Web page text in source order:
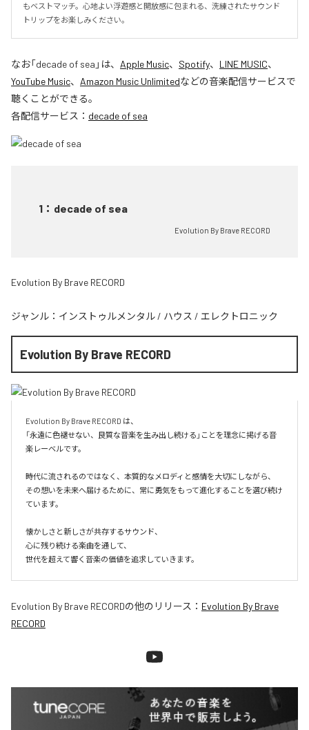
もベストマッチ。心地よい浮遊感と開放感に包まれる、洗練されたサウンド
トリップをお楽しみください。
なお「decade of sea 」は、 Apple Music、 Spotify、 LINE MUSIC、
YouTube Music、 Amazon Music Unlimitedなどの音楽配信サービスで
聴くことができる。
各配信サービス： decade of sea
1 ： decade of sea
Evolution By Brave RECORD
Evolution By Brave RECORD
ジャンル： インストゥルメンタル / ハウス / エレクトロニック
Evolution By Brave RECORD
Evolution By Brave RECORD は、
「永遠に色褪せない、良質な音楽を生み出し続ける」ことを理念に掲げる音
楽レーベルです。
時代に流されるのではなく、本質的なメロディと感情を大切にしながら、
その想いを未来へ届けるために、常に勇気をもって進化することを選び続け
ています。
懐かしさと新しさが共存するサウンド、
心に残り続ける楽曲を通して、
世代を超えて響く音楽の価値を追求していきます。
Evolution By Brave RECORDの他のリリース： Evolution By Brave
RECORD